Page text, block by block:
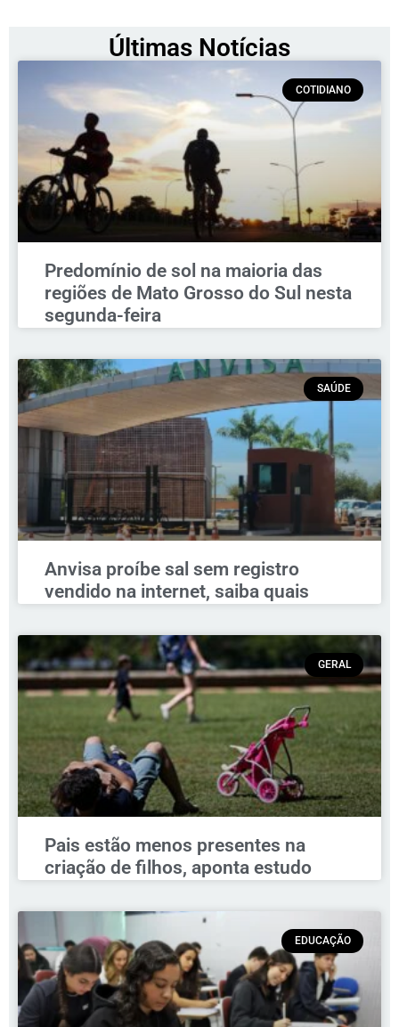
Últimas Notícias
COTIDIANO
Predomínio de sol na maioria das
regiões de Mato Grosso do Sul nesta
segunda-feira
SAÚDE
Anvisa proíbe sal sem registro
vendido na internet, saiba quais
GERAL
Pais estão menos presentes na
criação de filhos, aponta estudo
EDUCAÇÃO